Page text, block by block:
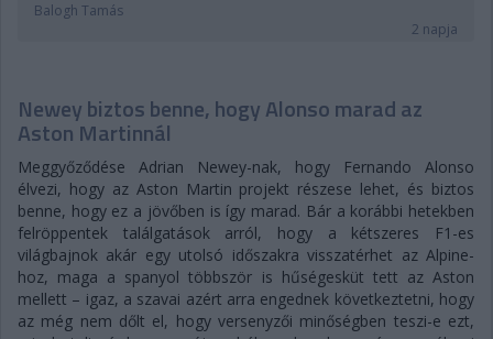
Balogh Tamás
2 napja
Newey biztos benne, hogy Alonso marad az
Aston Martinnál
Meggyőződése Adrian Newey-nak, hogy Fernando Alonso
élvezi, hogy az Aston Martin projekt részese lehet, és biztos
benne, hogy ez a jövőben is így marad. Bár a korábbi hetekben
felröppentek találgatások arról, hogy a kétszeres F1-es
világbajnok akár egy utolsó időszakra visszatérhet az Alpine-
hoz, maga a spanyol többször is hűségesküt tett az Aston
mellett – igaz, a szavai azért arra engednek következtetni, hogy
az még nem dőlt el, hogy versenyzői minőségben teszi-e ezt,